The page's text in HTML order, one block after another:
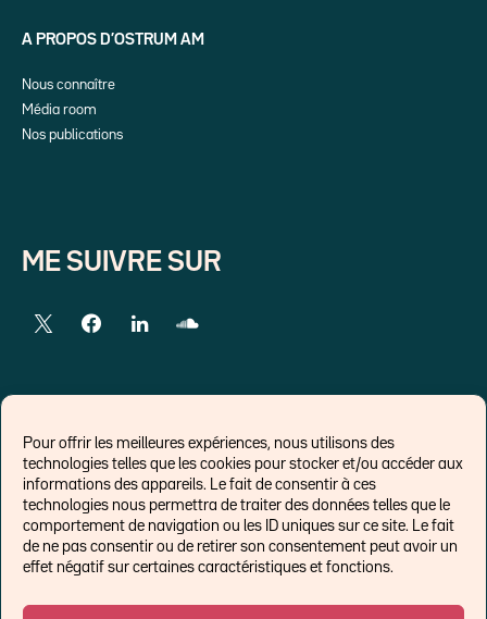
Pour offrir les meilleures expériences, nous utilisons des
technologies telles que les cookies pour stocker et/ou accéder aux
informations des appareils. Le fait de consentir à ces
technologies nous permettra de traiter des données telles que le
comportement de navigation ou les ID uniques sur ce site. Le fait
de ne pas consentir ou de retirer son consentement peut avoir un
effet négatif sur certaines caractéristiques et fonctions.
A PROPOS D’OSTRUM AM
Nous connaître
Média room
Nos publications
ME SUIVRE SUR
LIENS EXTERNES
Chroniques pour Forbes
Economistes
Think tank
Politique de cookies (UE)